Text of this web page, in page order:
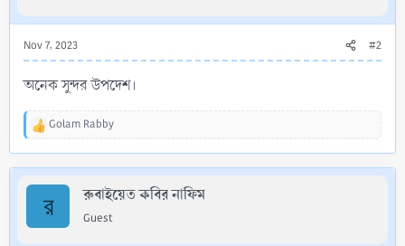
:
Nov 7, 2023 #2
অনেক সুন্দর উপদেশ।
R
a
o
Golam Rabby
র রুবাইয়েত কবির নাফিম
Guest